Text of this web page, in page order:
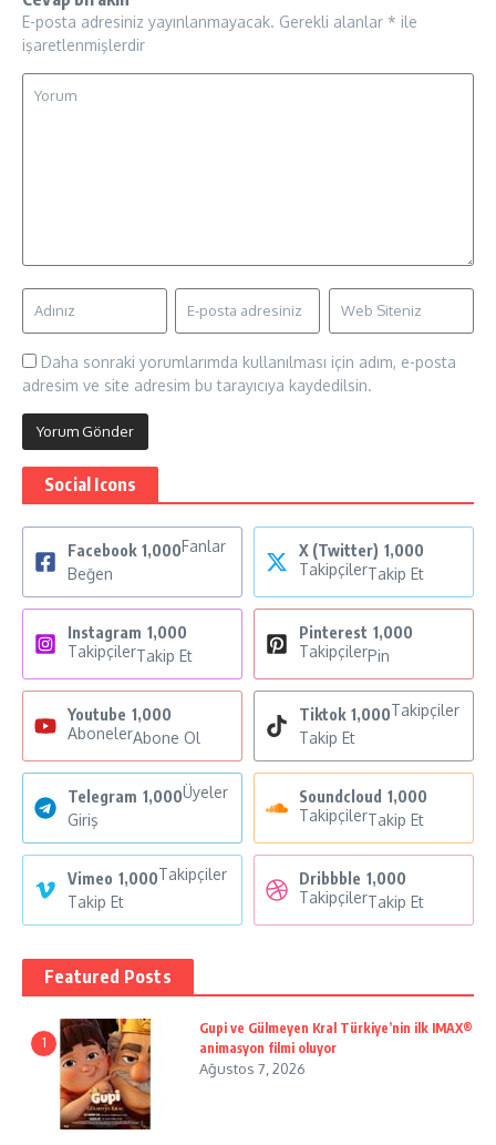
E-posta adresiniz yayınlanmayacak. Gerekli alanlar * ile
işaretlenmişlerdir
Daha sonraki yorumlarımda kullanılması için adım, e-posta
adresim ve site adresim bu tarayıcıya kaydedilsin.
Social Icons
Facebook 1,000Fanlar
Beğen
X (Twitter) 1,000
TakipçilerTakip Et
Instagram 1,000
TakipçilerTakip Et
Pinterest 1,000
TakipçilerPin
Youtube 1,000
AbonelerAbone Ol
Tiktok 1,000Takipçiler
Takip Et
Telegram 1,000Üyeler
Giriş
Soundcloud 1,000
TakipçilerTakip Et
Vimeo 1,000Takipçiler
Takip Et
Dribbble 1,000
TakipçilerTakip Et
Featured Posts
1
Gupi ve Gülmeyen Kral Türkiye’nin ilk IMAX®
animasyon filmi oluyor
Ağustos 7, 2026